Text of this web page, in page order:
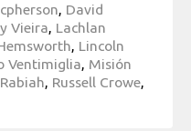
, David
Vieira, Lachlan
, Lincoln
Ventimiglia, Misión
, Russell Crowe,